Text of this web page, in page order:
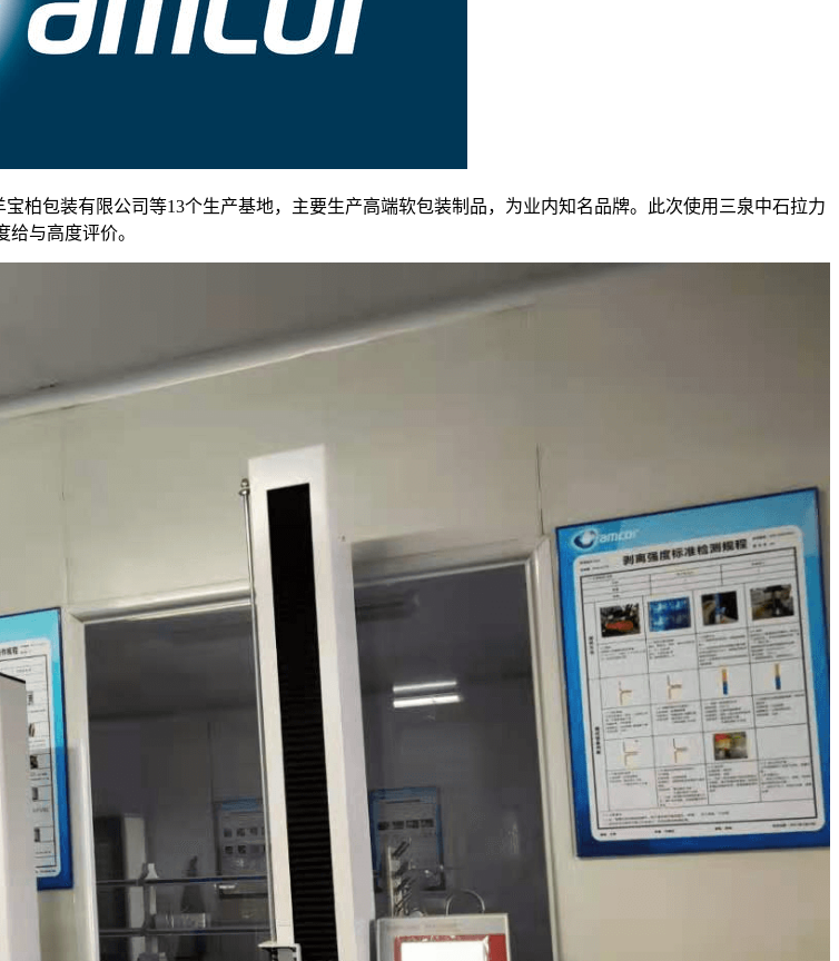
包装有限公司等13个生产基地，主要生产高端软包装制品，为业内知名品牌。此次使用三泉中石拉力
与高度评价。